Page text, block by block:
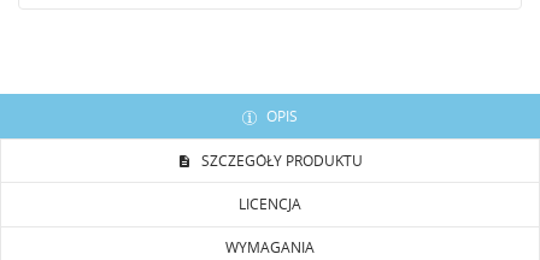
OPIS
SZCZEGÓŁY PRODUKTU
LICENCJA
WYMAGANIA